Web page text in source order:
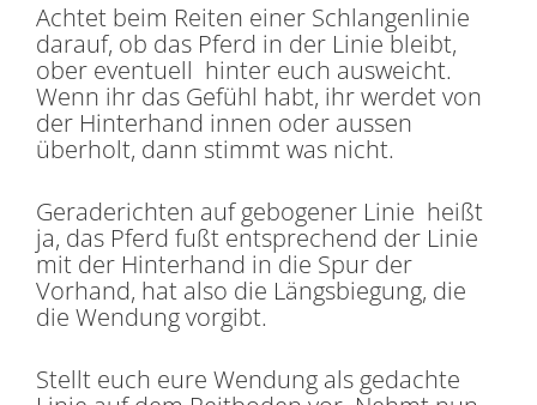
Achtet beim Reiten einer Schlangenlinie
darauf, ob das Pferd in der Linie bleibt,
ober eventuell hinter euch ausweicht.
Wenn ihr das Gefühl habt, ihr werdet von
der Hinterhand innen oder aussen
überholt, dann stimmt was nicht.
Geraderichten auf gebogener Linie heißt
ja, das Pferd fußt entsprechend der Linie
mit der Hinterhand in die Spur der
Vorhand, hat also die Längsbiegung, die
die Wendung vorgibt.
Stellt euch eure Wendung als gedachte